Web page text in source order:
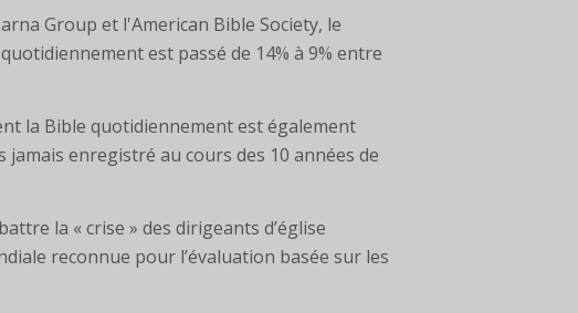
Group et l'American Bible Society, le
est passé de 14% à 9% entre
la Bible quotidiennement est également
enregistré au cours des 10 années de
la « crise » des dirigeants d’église
reconnue pour l’évaluation basée sur les